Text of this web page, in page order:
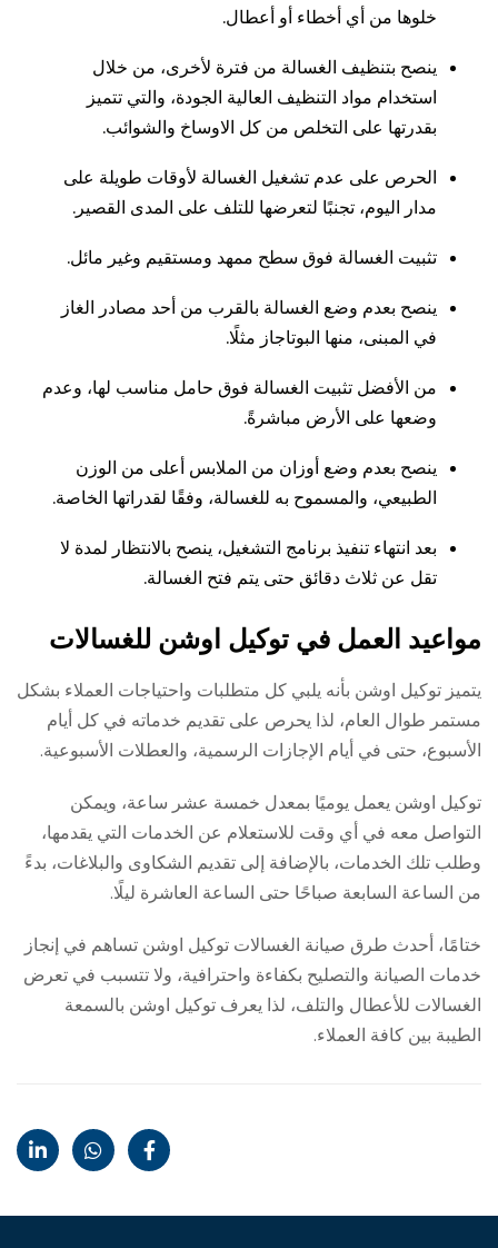
خلوها من أي أخطاء أو أعطال.
ينصح بتنظيف الغسالة من فترة لأخرى، من خلال
استخدام مواد التنظيف العالية الجودة، والتي تتميز
بقدرتها على التخلص من كل الاوساخ والشوائب.
الحرص على عدم تشغيل الغسالة لأوقات طويلة على
مدار اليوم، تجنبًا لتعرضها للتلف على المدى القصير.
تثبيت الغسالة فوق سطح ممهد ومستقيم وغير مائل.
ينصح بعدم وضع الغسالة بالقرب من أحد مصادر الغاز
في المبنى، منها البوتاجاز مثلًا.
من الأفضل تثبيت الغسالة فوق حامل مناسب لها، وعدم
وضعها على الأرض مباشرةً.
ينصح بعدم وضع أوزان من الملابس أعلى من الوزن
الطبيعي، والمسموح به للغسالة، وفقًا لقدراتها الخاصة.
بعد انتهاء تنفيذ برنامج التشغيل، ينصح بالانتظار لمدة لا
تقل عن ثلاث دقائق حتى يتم فتح الغسالة.
مواعيد العمل في توكيل اوشن للغسالات
يتميز توكيل اوشن بأنه يلبي كل متطلبات واحتياجات العملاء بشكل
مستمر طوال العام، لذا يحرص على تقديم خدماته في كل أيام
الأسبوع، حتى في أيام الإجازات الرسمية، والعطلات الأسبوعية.
توكيل اوشن يعمل يوميًا بمعدل خمسة عشر ساعة، ويمكن
التواصل معه في أي وقت للاستعلام عن الخدمات التي يقدمها،
وطلب تلك الخدمات، بالإضافة إلى تقديم الشكاوى والبلاغات، بدءً
من الساعة السابعة صباحًا حتى الساعة العاشرة ليلًا.
ختامًا، أحدث طرق صيانة الغسالات توكيل اوشن تساهم في إنجاز
خدمات الصيانة والتصليح بكفاءة واحترافية، ولا تتسبب في تعرض
الغسالات للأعطال والتلف، لذا يعرف توكيل اوشن بالسمعة
الطيبة بين كافة العملاء.